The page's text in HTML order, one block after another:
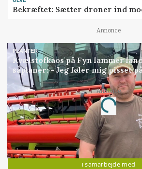
Bekræftet: Sætter droner ind
Annonce
PLANTER
Kvælstofkaos på Fyn lammer
såplaner: - Jeg føler mig pisset på
Annonce
Loading...
Jobs
i samarbejde med